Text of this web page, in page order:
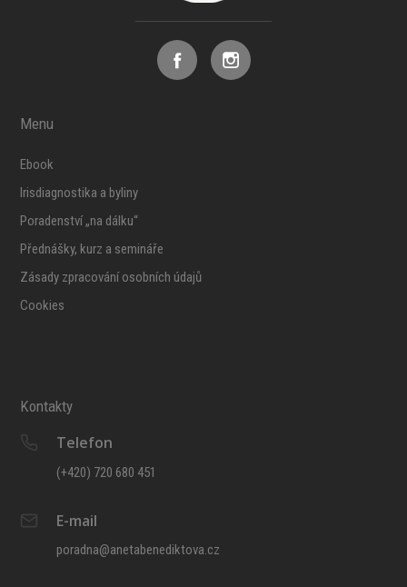
Menu
Ebook
Irisdiagnostika a byliny
Poradenství „na dálku“
Přednášky, kurz a semináře
Zásady zpracování osobních údajů
Cookies
Kontakty
Telefon
(+420) 720 680 451
E-mail
poradna@anetabenediktova.cz